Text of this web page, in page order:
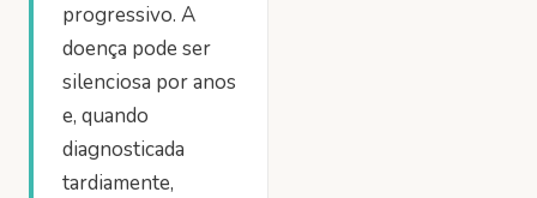
progressivo. A
doença pode ser
silenciosa por anos
e, quando
diagnosticada
tardiamente,